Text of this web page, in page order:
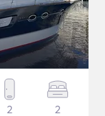
2 2